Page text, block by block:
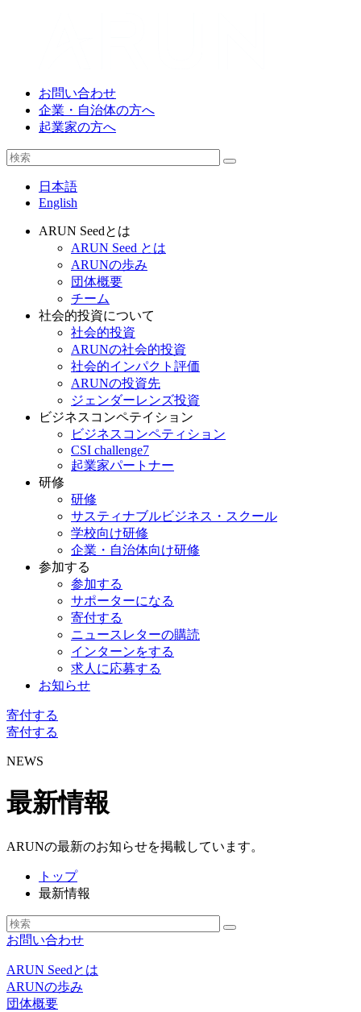
お問い合わせ
企業・自治体の方へ
起業家の方へ
日本語
English
ARUN Seedとは
ARUN Seed とは
ARUNの歩み
団体概要
チーム
社会的投資について
社会的投資
ARUNの社会的投資
社会的インパクト評価
ARUNの投資先
ジェンダーレンズ投資
ビジネスコンペテイション
ビジネスコンペティション
CSI challenge7
起業家パートナー
研修
研修
サスティナブルビジネス・スクール
学校向け研修
企業・自治体向け研修
参加する
参加する
サポーターになる
寄付する
ニュースレターの購読
インターンをする
求人に応募する
お知らせ
寄付する
寄付する
NEWS
最新情報
ARUNの最新のお知らせを掲載しています。
トップ
最新情報
お問い合わせ
ARUN Seedとは
ARUNの歩み
団体概要